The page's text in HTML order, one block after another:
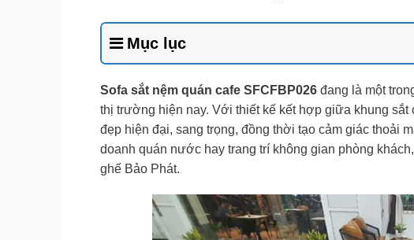
Mục lục
Sofa sắt nệm quán cafe SFCFBP026 đang là một
thị trường hiện nay. Với thiết kế kết hợp giữa khung
đẹp hiện đại, sang trọng, đồng thời tạo cảm giác thoải
doanh quán nước hay trang trí không gian phòng
ghế Bảo Phát.